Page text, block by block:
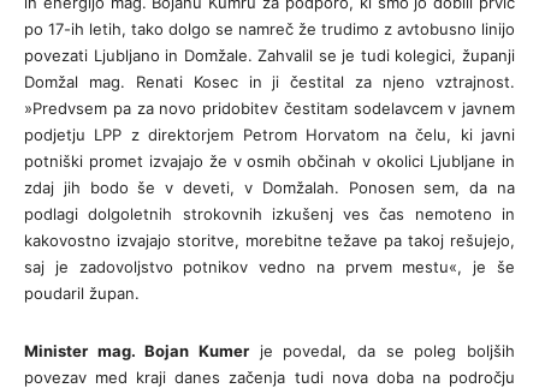
po 17-ih letih, tako dolgo se namreč že trudimo z avtobusno linijo
povezati Ljubljano in Domžale. Zahvalil se je tudi kolegici, županji
Domžal mag. Renati Kosec in ji čestital za njeno vztrajnost.
»Predvsem pa za novo pridobitev čestitam sodelavcem v javnem
podjetju LPP z direktorjem Petrom Horvatom na čelu, ki javni
potniški promet izvajajo že v osmih občinah v okolici Ljubljane in
zdaj jih bodo še v deveti, v Domžalah. Ponosen sem, da na
podlagi dolgoletnih strokovnih izkušenj ves čas nemoteno in
kakovostno izvajajo storitve, morebitne težave pa takoj rešujejo,
saj je zadovoljstvo potnikov vedno na prvem mestu«, je še
poudaril župan.
Minister mag. Bojan Kumer je povedal, da se poleg boljših
povezav med kraji danes začenja tudi nova doba na področju